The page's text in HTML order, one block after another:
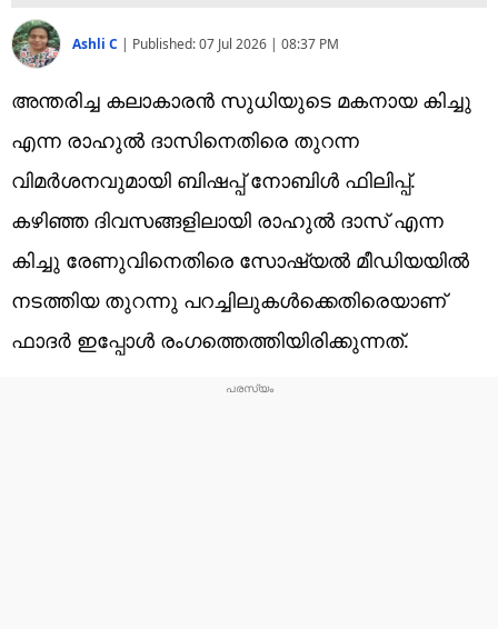
Ashli C | Published:07 Jul 2026 | 08:37 PM
അന്തരിച്ച കലാകാരൻ സുധിയുടെ മകനായ കിച്ചു
എന്ന രാഹുൽ ദാസിനെതിരെ തുറന്ന
വിമർശനവുമായി ബിഷപ്പ് നോബിൾ ഫിലിപ്പ്.
കഴിഞ്ഞ ദിവസങ്ങളിലായി രാഹുൽ ദാസ് എന്ന
കിച്ചു രേണുവിനെതിരെ സോഷ്യൽ മീഡിയയിൽ
നടത്തിയ തുറന്നു പറച്ചിലുകൾക്കെതിരെയാണ്
ഫാദർ ഇപ്പോൾ രംഗത്തെത്തിയിരിക്കുന്നത്.